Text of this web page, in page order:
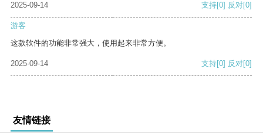
2025-09-14 支持[0] 反对[0]
游客
这款软件的功能非常强大，使用起来非常方便。
2025-09-14 支持[0] 反对[0]
友情链接